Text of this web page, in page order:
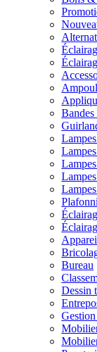
Bureau
Dessin